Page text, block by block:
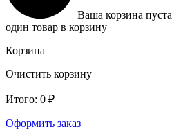
Ваша корзина пуста
один товар в корзину
Корзина
Очистить корзину
Итого: 0 ₽
Оформить заказ